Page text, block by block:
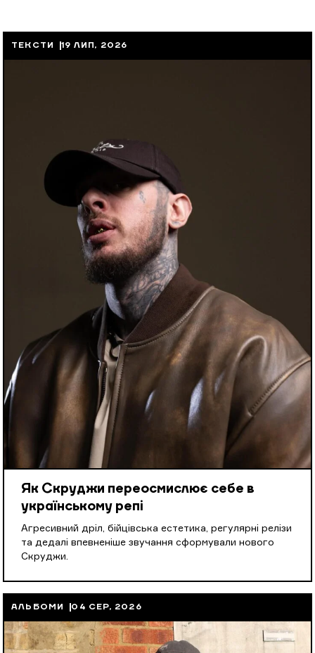
ТЕКСТИ 19 ЛИП, 2026
Як Скруджи переосмислює себе в
українському репі
Агресивний дріл, бійцівська естетика, регулярні релізи
та дедалі впевненіше звучання сформували нового
Скруджи.
АЛЬБОМИ 04 СЕР, 2026